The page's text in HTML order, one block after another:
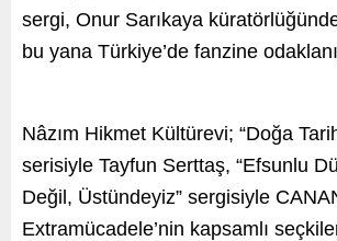
sergi, Onur Sarıkaya
bu yana Türkiye’de fanzine
Nâzım Hikmet Kültürevi; “Doğa
serisiyle Tayfun Serttaş, “Efsunlu
Değil, Üstündeyiz” sergisiyle
Extramücadele’nin kapsamlı